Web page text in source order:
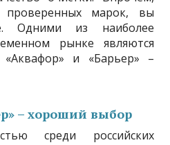
проверенных марок, вы
Одними из наиболее
рынке являются
и «Барьер» –
– хороший выбор
среди российских